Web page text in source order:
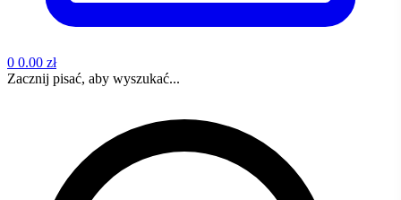
0 0.00 zł
Zacznij pisać, aby wyszukać...